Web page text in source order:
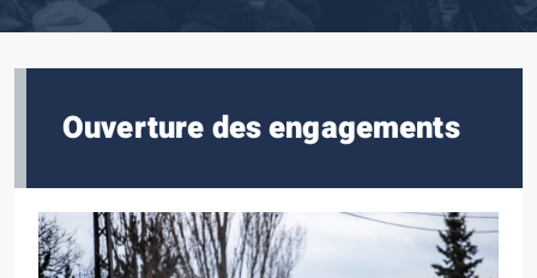
Ouverture des engagements